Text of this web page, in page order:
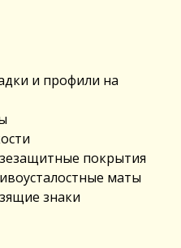
и профили на
покрытия
маты
знаки